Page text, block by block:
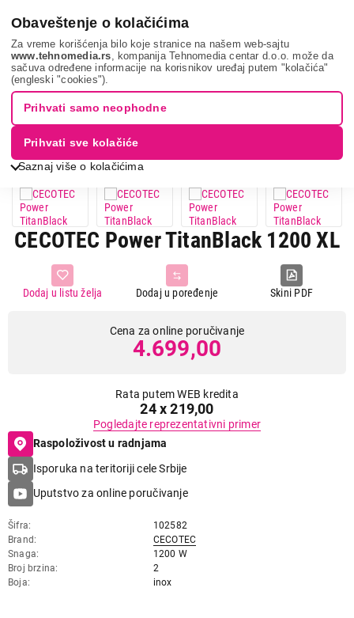
Obaveštenje o kolačićima
Za vreme korišćenja bilo koje stranice na našem web-sajtu
www.tehnomedia.rs , kompanija Tehnomedia centar d.o.o. može da
sačuva određene informacije na korisnikov uređaj putem "kolačića"
(engleski "cookies").
Saznaj više o kolačićima
Prihvati samo neophodne
Prihvati sve kolačiće
Mali kuhinjski aparati Mikseri
Štapni mikseri i setovi
Cecotec power t...
CECOTEC Power TitanBlack 1200 XL
Skini PDF
Dodaj u poređenje
Dodaj u listu želja
Cena za online poručivanje
4.699,00
Rata putem WEB kredita
24 x 219,00
Pogledajte reprezentativni primer
Raspoloživost u radnjama
Isporuka na teritoriji cele Srbije
Uputstvo za online poručivanje
Šifra
102582
Brand
CECOTEC
Snaga
1200 W
Broj brzina
2
Boja
inox